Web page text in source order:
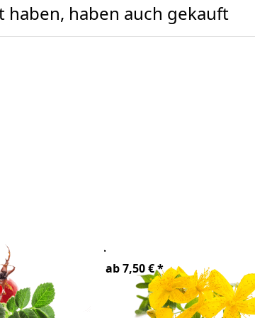
haben, haben auch gekauft
ab 7,50 € *